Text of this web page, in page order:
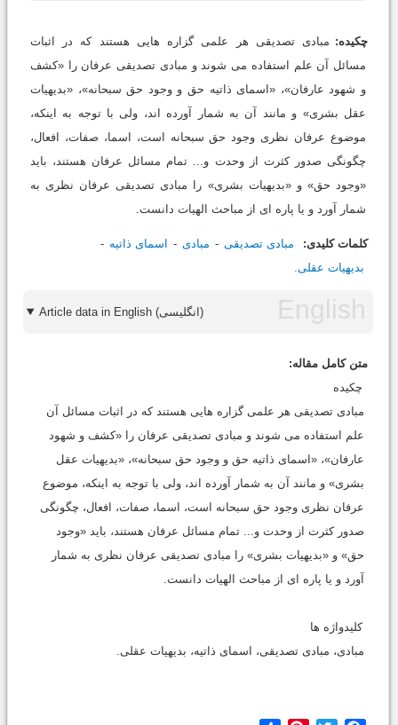
چکیده: مبادی تصدیقی هر علمی گزاره هایی هستند که در اثبات
مسائل آن علم استفاده می شوند و مبادی تصدیقی عرفان را «کشف
و شهود عارفان»، «اسمای ذاتیه حق و وجود حق سبحانه»، «بدیهیات
عقل بشری» و مانند آن به شمار آورده اند، ولی با توجه به اینکه،
موضوع عرفان نظری وجود حق سبحانه است، اسما، صفات، افعال،
چگونگی صدور کثرت از وحدت و... تمام مسائل عرفان هستند، باید
«وجود حق» و «بدیهیات بشری» را مبادی تصدیقی عرفان نظری به
شمار آورد و یا پاره ای از مباحث الهیات دانست.
کلمات کلیدی: مبادی تصدیقی مبادی
اسمای ذاتیه
بدیهیات عقلی.
Article data in English (انگلیسی)
متن کامل مقاله:
چکیده
مبادی تصدیقی هر علمی گزاره هایی هستند که در اثبات مسائل آن
علم استفاده می شوند و مبادی تصدیقی عرفان را «کشف و شهود
عارفان»، «اسمای ذاتیه حق و وجود حق سبحانه»، «بدیهیات عقل
بشری» و مانند آن به شمار آورده اند، ولی با توجه به اینکه، موضوع
عرفان نظری وجود حق سبحانه است، اسما، صفات، افعال، چگونگی
صدور کثرت از وحدت و... تمام مسائل عرفان هستند، باید «وجود
حق» و «بدیهیات بشری» را مبادی تصدیقی عرفان نظری به شمار
آورد و یا پاره ای از مباحث الهیات دانست.
کلیدواژه ها
مبادی، مبادی تصدیقی، اسمای ذاتیه، بدیهیات عقلی.